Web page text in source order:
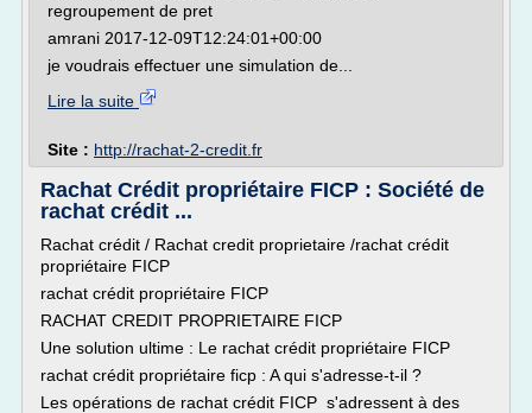
regroupement de pret
amrani 2017-12-09T12:24:01+00:00
je voudrais effectuer une simulation de...
Lire la suite
Site : http://rachat-2-credit.fr
Rachat Crédit propriétaire FICP : Société de
rachat crédit ...
Rachat crédit / Rachat credit proprietaire /rachat crédit
propriétaire FICP
rachat crédit propriétaire FICP
RACHAT CREDIT PROPRIETAIRE FICP
Une solution ultime : Le rachat crédit propriétaire FICP
rachat crédit propriétaire ficp : A qui s'adresse-t-il ?
Les opérations de rachat crédit FICP s'adressent à des